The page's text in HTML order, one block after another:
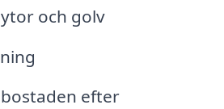
och golv
efter